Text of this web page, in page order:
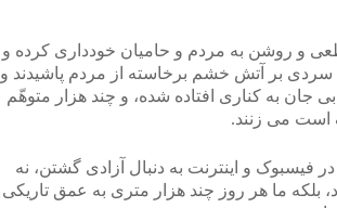
و روشن به مردم و حامیان خودداری کرده و
بر آتش خشم برخاسته از مردم پاشیدند و
به کناری افتاده شده، و چند هزار متوهّم
است می زنند.
فیسبوک و اینترنت به دنبال آزادی گشتن، نه
ما هر روز چند هزار متری به عمق تاریکی